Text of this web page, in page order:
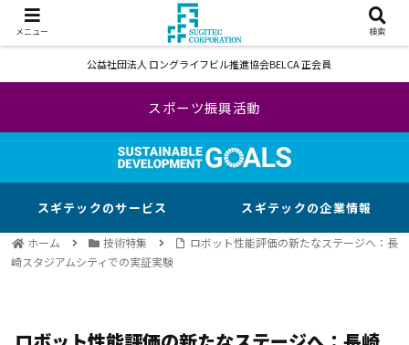
公益社団法人 ロングライフビル推進協会BELCA 正会員
スポーツ振興活動
スギテックのサービス スギテックの企業情報
ホーム 技術特集
ロボット性能評価の新たなステージへ：長
崎スタジアムシティでの実証実験
メニュー 検索